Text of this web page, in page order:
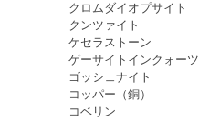
クロムダイオプサイト
クンツァイト
ケセラストーン
ゲーサイトインクォーツ
ゴッシェナイト
コッパー（銅）
コベリン